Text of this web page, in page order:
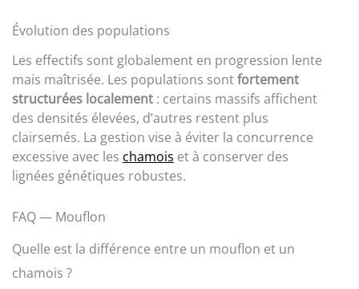
Évolution des populations
Les effectifs sont globalement en progression lente
mais maîtrisée. Les populations sontfortement
structurées localement : certains massifs affichent
des densités élevées, d’autres restent plus
clairsemés. La gestion vise à éviter la concurrence
excessive avec les chamois et à conserver des
lignées génétiques robustes.
FAQ — Mouflon
Quelle est la différence entre un mouflon et un
chamois ?